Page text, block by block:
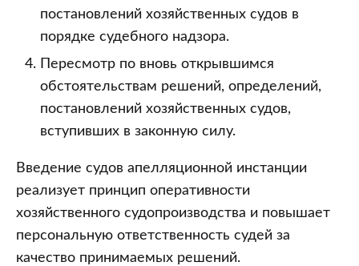
постановлений хозяйственных судов в
порядке судебного надзора.
Пересмотр по вновь открывшимся
обстоятельствам решений, определений,
постановлений хозяйственных судов,
вступивших в законную силу.
Введение судов апелляционной инстанции
реализует принцип оперативности
хозяйственного судопроизводства и повышает
персональную ответственность судей за
качество принимаемых решений.